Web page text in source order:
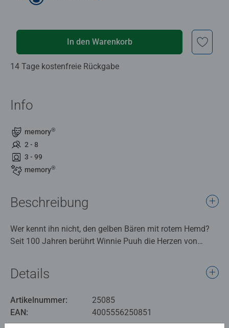
In den Warenkorb
14 Tage kostenfreie Rückgabe
Info
memory®
2 - 8
3 - 99
memory®
Beschreibung
Wer kennt ihn nicht, den gelben Bären mit rotem Hemd?
Seit 100 Jahren berührt Winnie Puuh die Herzen von
gestalteten memory®-Karten zieht der Zauber des
Hundertmorgenwalds in die Kinderzimmer ein. Jedes
zu finden. Dafür ist ein gutes Gedächtnis gefragt. Wer ein
passendes Kartenpaar aufdeckt, darf es behalten und ist
Details
Artikelnummer:
25085
EAN:
4005556250851